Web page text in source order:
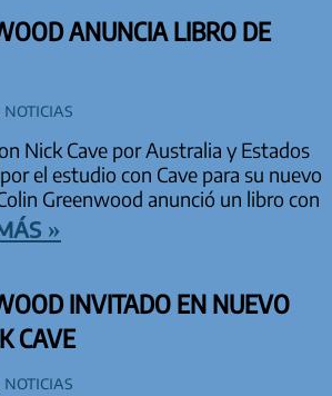
ANUNCIA LIBRO DE
Noticias
Nick Cave por Australia y Estados
el estudio con Cave para su nuevo
Greenwood anunció un libro con
»
INVITADO EN NUEVO
CAVE
Noticias